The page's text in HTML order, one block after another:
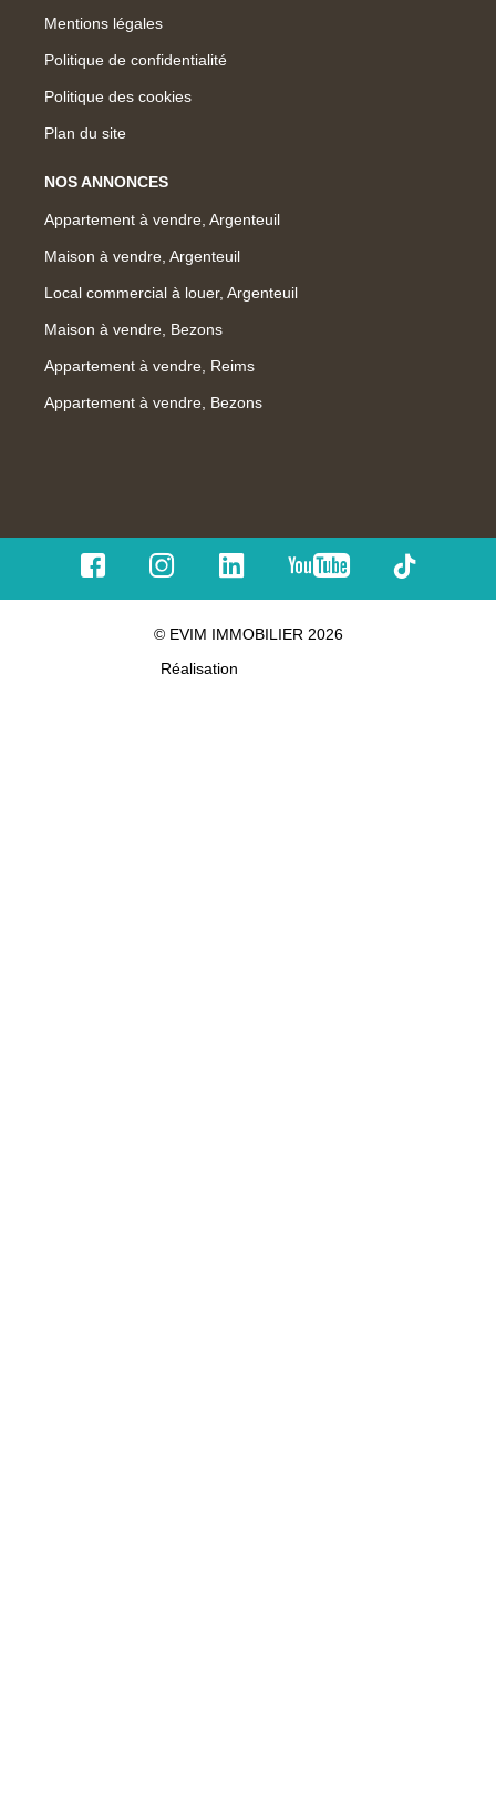
Mentions légales
Politique de confidentialité
Politique des cookies
Plan du site
NOS ANNONCES
Appartement à vendre, Argenteuil
Maison à vendre, Argenteuil
Local commercial à louer, Argenteuil
Maison à vendre, Bezons
Appartement à vendre, Reims
Appartement à vendre, Bezons
© EVIM IMMOBILIER 2026
Réalisation